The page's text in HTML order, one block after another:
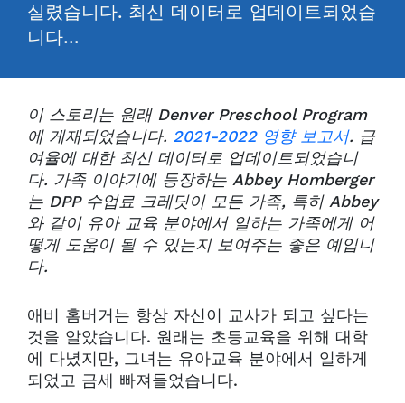
실렸습니다. 최신 데이터로 업데이트되었습
니다…
이 스토리는 원래 Denver Preschool Program
에 게재되었습니다. 2021-2022 영향 보고서. 급
여율에 대한 최신 데이터로 업데이트되었습니
다. 가족 이야기에 등장하는 Abbey Homberger
는 DPP 수업료 크레딧이 모든 가족, 특히 Abbey
와 같이 유아 교육 분야에서 일하는 가족에게 어
떻게 도움이 될 수 있는지 보여주는 좋은 예입니
다.
애비 홈버거는 항상 자신이 교사가 되고 싶다는
것을 알았습니다. 원래는 초등교육을 위해 대학
에 다녔지만, 그녀는 유아교육 분야에서 일하게
되었고 금세 빠져들었습니다.